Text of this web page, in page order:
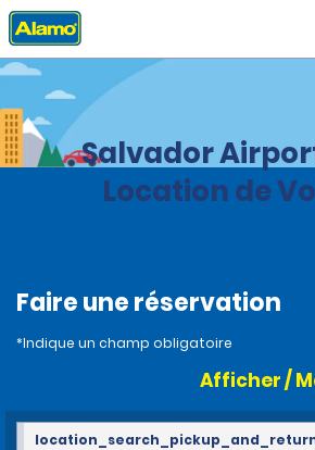
Accueil Agences
Salvador
Location de
Faire une réservation
*Indique un champ obligatoire
Afficher /